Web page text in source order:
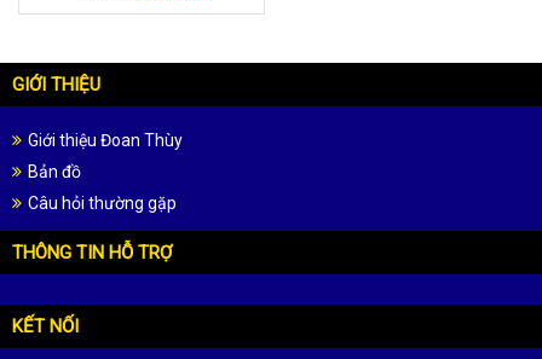
GIỚI THIỆU
Giới thiệu Đoan Thùy
Bản đồ
Câu hỏi thường gặp
THÔNG TIN HỖ TRỢ
KẾT NỐI